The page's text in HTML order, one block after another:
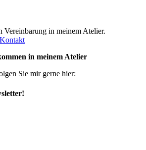
Vereinbarung in meinem Atelier.
Kontakt
in meinem Atelier
Sie mir gerne hier: